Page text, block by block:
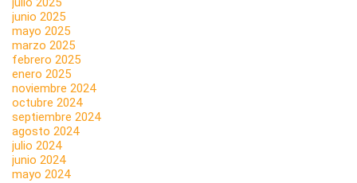
junio 2025
mayo 2025
marzo 2025
febrero 2025
enero 2025
noviembre 2024
octubre 2024
septiembre 2024
agosto 2024
julio 2024
junio 2024
mayo 2024